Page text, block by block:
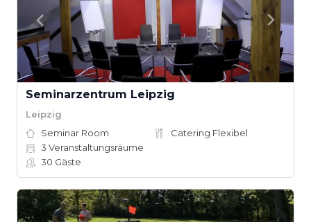
Seminarzentrum Leipzig
Leipzig
Seminar Room
Catering Flexibel
3 Veranstaltungsräume
30 Gäste